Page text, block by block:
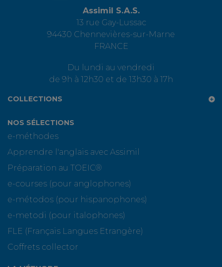
Assimil S.A.S.
13 rue Gay-Lussac
94430 Chennevières-sur-Marne
FRANCE
Du lundi au vendredi
de 9h à 12h30 et de 13h30 à 17h
COLLECTIONS
NOS SÉLECTIONS
e-méthodes
Apprendre l'anglais avec Assimil
Préparation au TOEIC®
e-courses (pour anglophones)
e-métodos (pour hispanophones)
e-metodi (pour italophones)
FLE (Français Langues Etrangère)
Coffrets collector